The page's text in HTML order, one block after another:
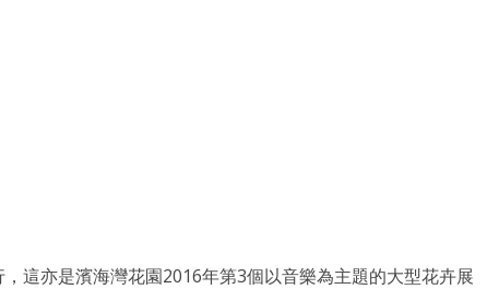
這亦是濱海灣花園2016年第3個以音樂為主題的大型花卉展